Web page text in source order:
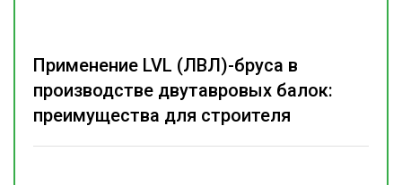
Применение LVL (ЛВЛ)-бруса в
производстве двутавровых балок:
преимущества для строителя